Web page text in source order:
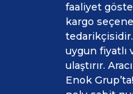
faaliyet
kargo
tedarikçisidir.
uygun fiyatlı
ulaştırır.
Enok